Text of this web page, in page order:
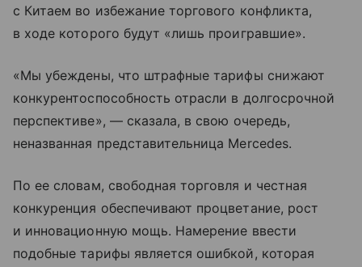
с Китаем во избежание торгового конфликта,
в ходе которого будут «лишь проигравшие».
«Мы убеждены, что штрафные тарифы снижают
конкурентоспособность отрасли в долгосрочной
перспективе», — сказала, в свою очередь,
неназванная представительница Mercedes.
По ее словам, свободная торговля и честная
конкуренция обеспечивают процветание, рост
и инновационную мощь. Намерение ввести
подобные тарифы является ошибкой, которая